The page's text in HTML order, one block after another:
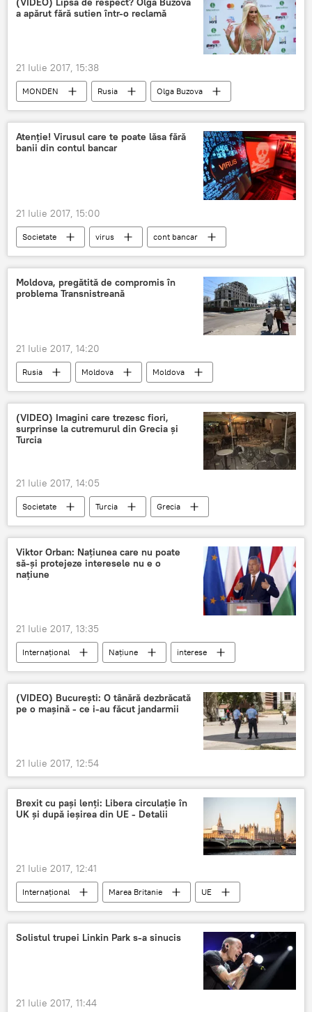
a apărut fără sutien într-o reclamă
21 Iulie 2017, 15:38
MONDEN Rusia
Olga Buzova
Sutien
Reclamă Instagram
Atenţie! Virusul care te poate lăsa fără
banii din contul bancar
21 Iulie 2017, 15:00
Societate virus
cont bancar
date personale
Moldova, pregătită de compromis în
problema Transnistreană
21 Iulie 2017, 14:20
Rusia Moldova
Moldova
Igor Dodon
Transnistria
(VIDEO) Imagini care trezesc fiori,
surprinse la cutremurul din Grecia şi
Turcia
21 Iulie 2017, 14:05
Societate Turcia
Grecia
Foto
cutremur
Viktor Orban: Națiunea care nu poate
să-și protejeze interesele nu e o
națiune
21 Iulie 2017, 13:35
Internaţional Națiune
interese
Viktor Orban
(VIDEO) București: O tânără dezbrăcată
pe o maşină - ce i-au făcut jandarmii
21 Iulie 2017, 12:54
Brexit cu pași lenți: Libera circulație în
UK și după ieșirea din UE - Detalii
21 Iulie 2017, 12:41
Internaţional Marea Britanie
UE
cetățeni
Brexit. Marea Britanie a ieșit din UE
Presa
Brexit
Solistul trupei Linkin Park s-a sinucis
21 Iulie 2017, 11:44